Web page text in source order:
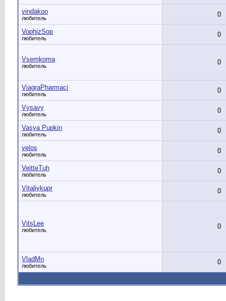
vindakoo
любитель 0
VophizSop
любитель 0
Vsemkoma
любитель 0
ViagraPharmaci
любитель 0
Vysavy
любитель 0
Vasya Pupkin
любитель 0
velos
любитель 0
VeitteTuh
любитель 0
Vitaliykupr
любитель 0
VitsLee
любитель 0
VladMn
любитель 0